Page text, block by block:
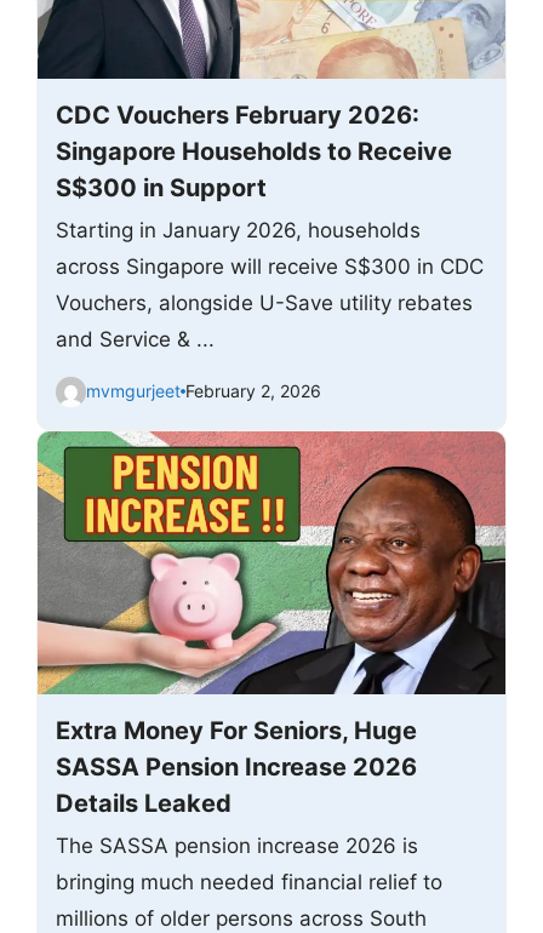
CDC Vouchers February 2026:
Singapore Households to Receive
S$300 in Support
Starting in January 2026, households
across Singapore will receive S$300 in CDC
Vouchers, alongside U-Save utility rebates
and Service & ...
mvmgurjeet February 2, 2026
Extra Money For Seniors, Huge
SASSA Pension Increase 2026
Details Leaked
The SASSA pension increase 2026 is
bringing much needed financial relief to
millions of older persons across South